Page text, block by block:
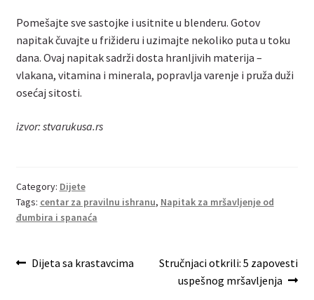
Pomešajte sve sastojke i usitnite u blenderu. Gotov
napitak čuvajte u frižideru i uzimajte nekoliko puta u toku
dana. Ovaj napitak sadrži dosta hranljivih materija –
vlakana, vitamina i minerala, popravlja varenje i pruža duži
osećaj sitosti.
izvor: stvarukusa.rs
Category: Dijete
Tags: centar za pravilnu ishranu, Napitak za mršavljenje od
đumbira i spanaća
Post
Previous
Dijeta sa krastavcima
Next
post:
Stručnjaci otkrili: 5 zapovesti
uspešnog mršavljenja